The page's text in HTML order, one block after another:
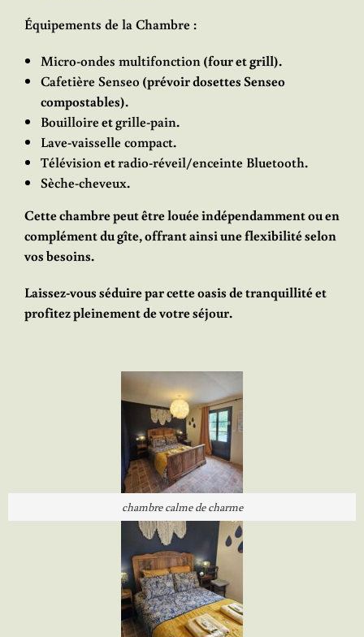
Équipements de la Chambre :
Micro-ondes multifonction(four et grill).
Cafetière Senseo (prévoir dosettes Senseo
compostables).
Bouilloireetgrille-pain.
Lave-vaisselle compact.
Télévisionetradio-réveil/enceinte Bluetooth.
Sèche-cheveux.
Cette chambre peut être louée indépendamment ou en
complément du gîte, offrant ainsi une flexibilité selon
vos besoins.
Laissez-vous séduire par cette oasis de tranquillité et
profitez pleinement de votre séjour.
chambre calme de charme